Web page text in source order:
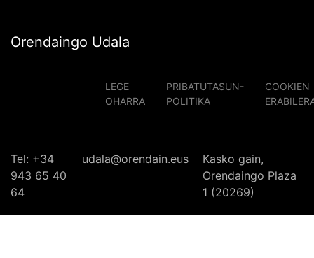
Orendaingo Udala
LEGE
OHARRA
PRIBATUTASUN-
POLITIKA
COOKIEN
Tel: +34
943 65 40
64
udala@orendain.eus
Kasko gain,
Orendaingo Plaza
1 (20269)